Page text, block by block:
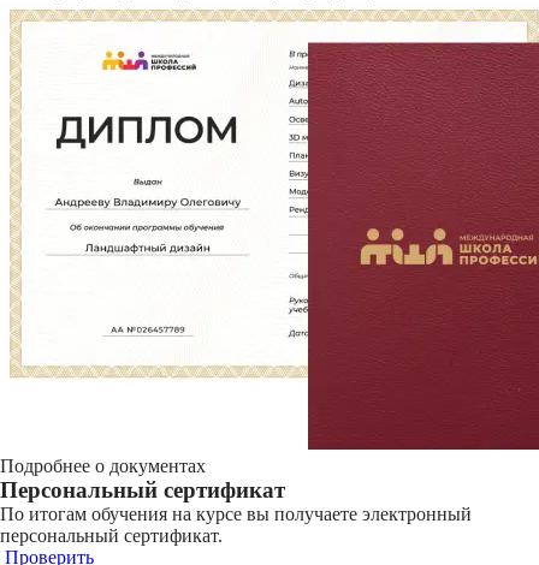
Подробнее о документах
Персональный сертификат
По итогам обучения на курсе вы получаете электронный
персональный сертификат.
Проверить